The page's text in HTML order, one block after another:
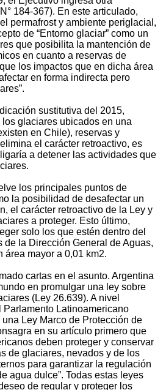
184-367). En este articulado,
permafrost y ambiente periglacial,
de “Entorno glaciar” como un
que posibilita la mantención de
en cuanto a reservas de
los impactos que en dicha área
en forma indirecta pero
sustitutiva del 2015,
glaciares ubicados en una
en Chile), reservas y
el carácter retroactivo, es
a detener las actividades que
los principales puntos de
la posibilidad de desafectar un
el carácter retroactivo de la Ley y
a proteger. Esto último,
solo los que estén dentro del
de la Dirección General de Aguas,
área mayor a 0,01 km2.
cartas en el asunto. Argentina
en promulgar una ley sobre
(Ley 26.639). A nivel
Parlamento Latinoamericano
Ley Marco de Protección de
en su artículo primero que
deben proteger y conservar
de glaciares, nevados y de los
para garantizar la regulación
agua dulce”. Todas estas leyes
de regular y proteger los